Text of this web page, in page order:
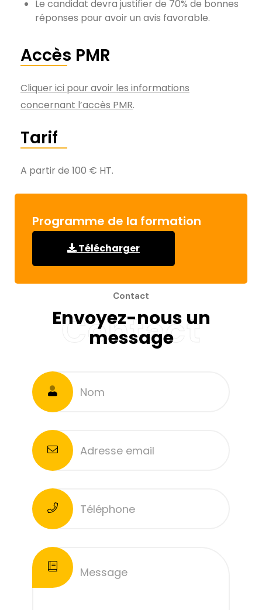
Le candidat devra justifier de 70% de bonnes
réponses pour avoir un avis favorable.
Accès PMR
Cliquer ici pour avoir les informations
concernant l’accès PMR.
Tarif
A partir de 100 € HT.
Programme de la formation
Télécharger
Contact
Envoyez-nous un
message
Contact